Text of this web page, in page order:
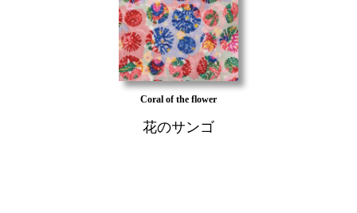
Coral of the flower
花のサンゴ